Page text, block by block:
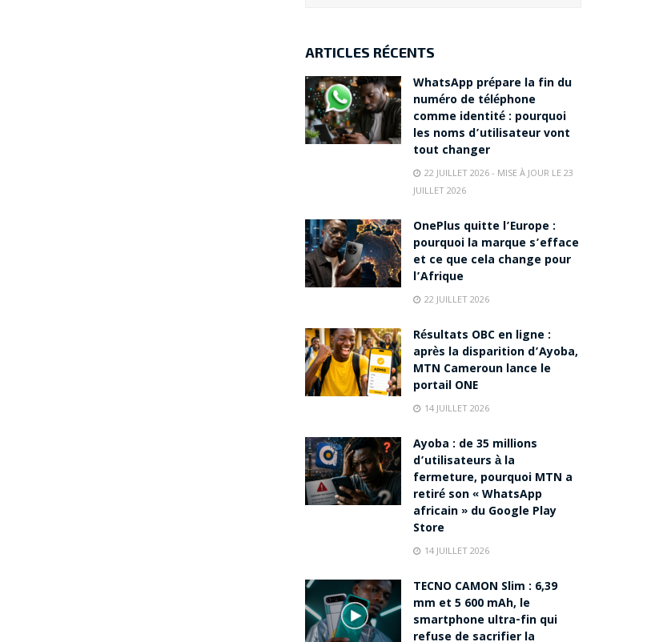
ARTICLES RÉCENTS
WhatsApp prépare la fin du
numéro de téléphone
comme identité : pourquoi
les noms d’utilisateur vont
tout changer
22 JUILLET 2026 - MISE À JOUR LE 23
JUILLET 2026
OnePlus quitte l’Europe :
pourquoi la marque s’efface
et ce que cela change pour
l’Afrique
22 JUILLET 2026
Résultats OBC en ligne :
après la disparition d’Ayoba,
MTN Cameroun lance le
portail ONE
14 JUILLET 2026
Ayoba : de 35 millions
d’utilisateurs à la
fermeture, pourquoi MTN a
retiré son « WhatsApp
africain » du Google Play
Store
14 JUILLET 2026
TECNO CAMON Slim : 6,39
mm et 5 600 mAh, le
smartphone ultra-fin qui
refuse de sacrifier la